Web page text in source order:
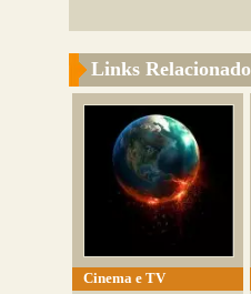
Links
Cinema e TV